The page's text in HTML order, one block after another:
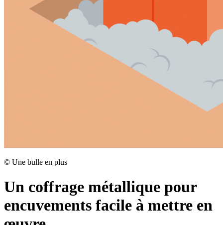
© Une bulle en plus
Un coffrage métallique pour
encuvements facile à mettre en